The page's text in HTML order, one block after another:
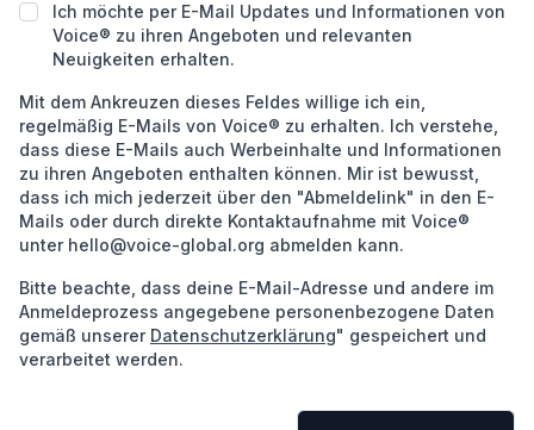
Ich möchte per E-Mail Updates und Informationen von
Ich möchte per E-Mail Updates und Informationen von
Voice® zu ihren Angeboten und relevanten
Neuigkeiten erhalten.
Mit dem Ankreuzen dieses Feldes willige ich ein,
regelmäßig E-Mails von Voice® zu erhalten. Ich verstehe,
dass diese E-Mails auch Werbeinhalte und Informationen
zu ihren Angeboten enthalten können. Mir ist bewusst,
dass ich mich jederzeit über den "Abmeldelink" in den E-
Mails oder durch direkte Kontaktaufnahme mit Voice®
unter hello@voice-global.org abmelden kann.
Bitte beachte, dass deine E-Mail-Adresse und andere im
Anmeldeprozess angegebene personenbezogene Daten
gemäß unserer Datenschutzerklärung" gespeichert und
verarbeitet werden.